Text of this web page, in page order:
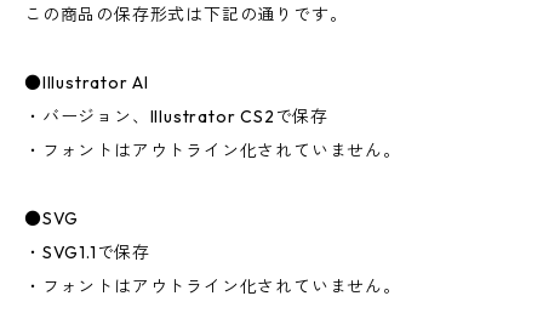
この商品の保存形式は下記の通りです。
●Illustrator AI
・バージョン、Illustrator CS2で保存
・フォントはアウトライン化されていません。
●SVG
・SVG1.1で保存
・フォントはアウトライン化されていません。